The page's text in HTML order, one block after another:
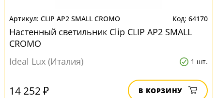
CLIP AP2 SMALL CROMO 64170
Настенный светильник Clip CLIP AP2 SMALL
CROMO
Ideal Lux (Италия)
1 шт.
14 252 ₽ В КОРЗИНУ